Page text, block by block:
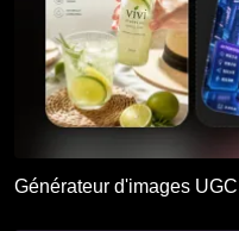
Générateur d'images UGC